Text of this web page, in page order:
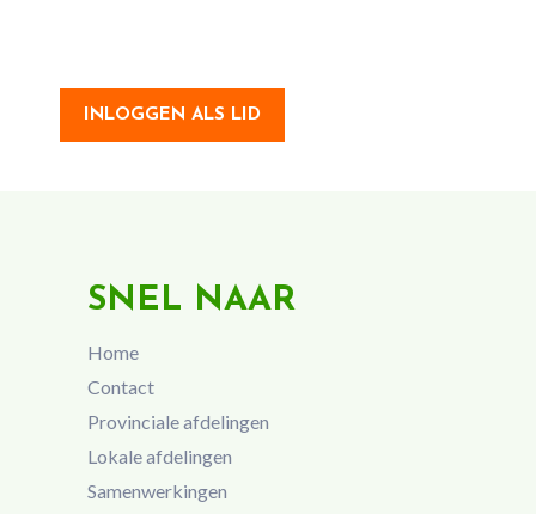
INLOGGEN ALS LID
SNEL NAAR
Home
Contact
Provinciale afdelingen
Lokale afdelingen
Samenwerkingen